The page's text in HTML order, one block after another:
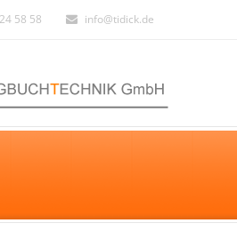
58 58 info@tidick.de